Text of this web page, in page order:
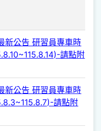
新公告 研習員專車時
請點附
新公告 研習員專車時
請點附